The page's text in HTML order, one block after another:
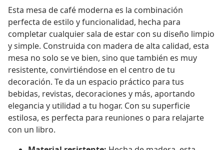
Esta mesa de café moderna es la combinación
perfecta de estilo y funcionalidad, hecha para
completar cualquier sala de estar con su diseño limpio
y simple. Construida con madera de alta calidad, esta
mesa no solo se ve bien, sino que también es muy
resistente, convirtiéndose en el centro de tu
decoración. Te da un espacio práctico para tus
bebidas, revistas, decoraciones y más, aportando
elegancia y utilidad a tu hogar. Con su superficie
estilosa, es perfecta para reuniones o para relajarte
con un libro.